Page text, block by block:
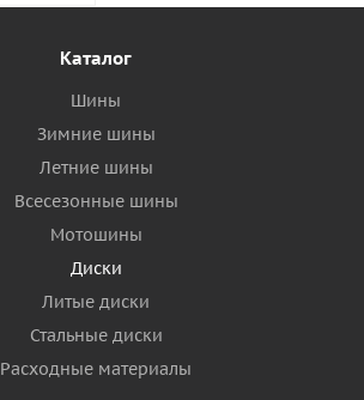
Каталог
Шины
Зимние шины
Летние шины
Всесезонные шины
Мотошины
Диски
Литые диски
Стальные диски
Расходные материалы